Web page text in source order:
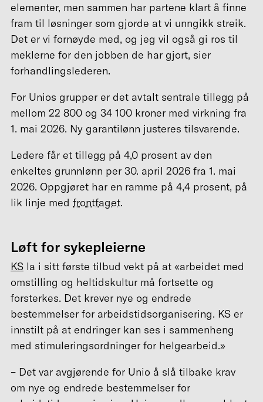
elementer, men sammen har partene klart å finne
fram til løsninger som gjorde at vi unngikk streik.
Det er vi fornøyde med, og jeg vil også gi ros til
meklerne for den jobben de har gjort, sier
forhandlingslederen.
For Unios grupper er det avtalt sentrale tillegg på
mellom 22 800 og 34 100 kroner med virkning fra
1. mai 2026. Ny garantilønn justeres tilsvarende.
Ledere får et tillegg på 4,0 prosent av den
enkeltes grunnlønn per 30. april 2026 fra 1. mai
2026. Oppgjøret har en ramme på 4,4 prosent, på
lik linje med frontfaget.
Løft for sykepleierne
KS la i sitt første tilbud vekt på at «arbeidet med
omstilling og heltidskultur må fortsette og
forsterkes. Det krever nye og endrede
bestemmelser for arbeidstidsorganisering. KS er
innstilt på at endringer kan ses i sammenheng
med stimuleringsordninger for helgearbeid.»
– Det var avgjørende for Unio å slå tilbake krav
om nye og endrede bestemmelser for